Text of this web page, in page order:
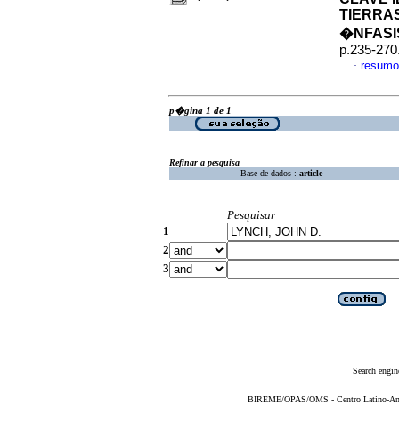
p.235-
·
p�gina 1 de 1
Refinar a pesquisa
Base de dados : article
Pesquisar
1
2
3
Search
BIREME/OPAS/OMS - Centro Latino-